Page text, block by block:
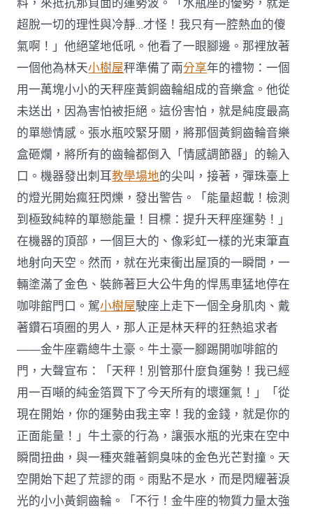
料，來抵抗那負面的運勢波。「水瓶座的優勢，就是
超脫一切的理性與冷靜…才怪！我只有一腔熱血的傻
氣啊！」他絕望地低吼。他看了一眼腳邊。那裡放著
一個他為林天小樹屋秤準備了兩分享年的禮物：一個
用一萬塊小小的天秤座黃銅齒輪組成的音樂盒。他從
未送出，因為害怕被拒絕。這份害怕，就是純度最高
的單戀情感。張水瓶咬緊牙關，將那個黃銅齒輪音樂
盒砸爛，將所有的齒輪都倒入「情感調節器」的輸入
口。機器發出刺耳教學場地的尖叫，接著，彈珠臺上
的燈光開始瘋狂閃爍，發出警告。「能量超載！檢測
到極致純粹的單戀能量！目標：提升天秤座運勢！」
在機器的頂部，一個巨大的、像彩虹一樣的光束筆直
地射向天空。然而，就在光束衝出屋頂的一瞬間，一
輛塗滿了金色、裝飾著巨大公牛角的悍馬車猛地停在
咖啡館門口。駕小樹屋駛座上走下一個全身肌肉、戴
著鑽石項圈的男人，那人正是林天秤的狂熱追求者
——金牛座霸總牛土豪。牛土豪一腳踢開咖啡館的
門，大聲宣布：「天秤！別管那什麼負運勢！我已經
用一百噸的純金箔買下了今天所有的壞運氣！」「從
現在開始，你的運勢由我主宰！我的金錢，就是你的
正面能量！」牛土豪的行為，讓張水瓶的光束在空中
瞬間扭曲，與一種夾雜著銅臭味的金色光芒對撞。天
空開始下起了荒謬的雨。雨點不是水，而是閃耀著淚
光的小小黃銅齒輪。「不行！金牛座的物質力量太強